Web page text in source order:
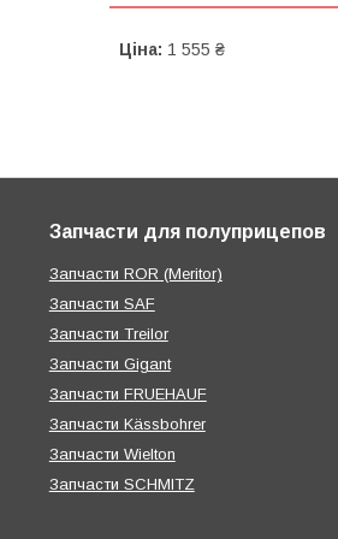
Ціна: 1 555 ₴
Запчасти для полуприцепов
Запчасти ROR (Meritor)
Запчасти SAF
Запчасти Treilor
Запчасти Gigant
Запчасти FRUEHAUF
Запчасти Kässbohrer
Запчасти Wielton
Запчасти SCHMITZ